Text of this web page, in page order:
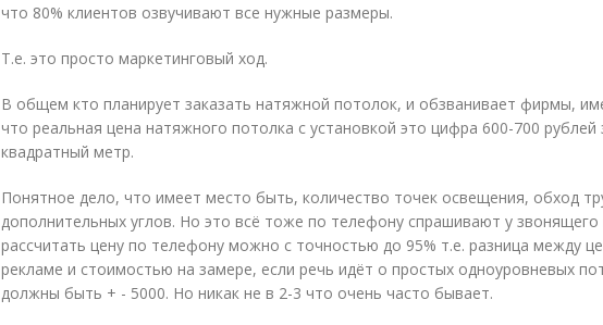
что 80% клиентов озвучивают все нужные размеры.
Т.е. это просто маркетинговый ход.
В общем кто планирует заказать натяжной потолок, и обзванивает фирмы,
что реальная цена натяжного потолка с установкой это цифра 600-700 рублей
квадратный метр.
Понятное дело, что имеет место быть, количество точек освещения, обход
дополнительных углов. Но это всё тоже по телефону спрашивают у звонящего
рассчитать цену по телефону можно с точностью до 95% т.е. разница между
рекламе и стоимостью на замере, если речь идёт о простых одноуровневых
должны быть + - 5000. Но никак не в 2-3 что очень часто бывает.